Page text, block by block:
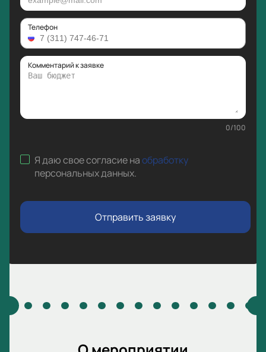
Телефон
Комментарий к заявке
0/100
Я даю свое согласие наобработку
персональных данных.
Отправить заявку